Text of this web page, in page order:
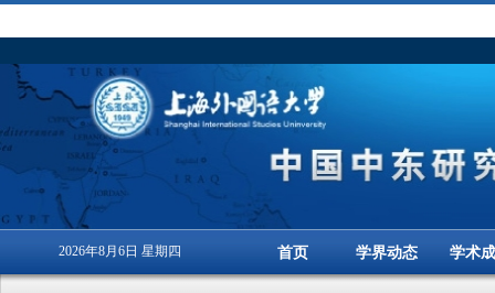
2026年8月6日 星期四 首页 学界动态 学术